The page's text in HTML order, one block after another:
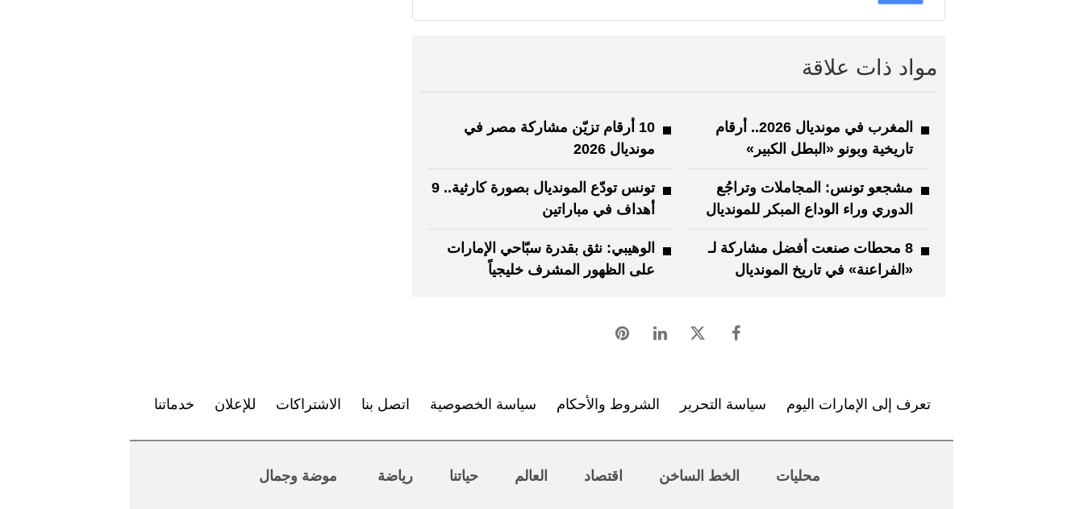
مواد ذات علاقة
المغرب في مونديال 2026.. أرقام
تاريخية وبونو «البطل الكبير»
10 أرقام تزيّن مشاركة مصر في
مونديال 2026
مشجعو تونس: المجاملات وتراجُع
الدوري وراء الوداع المبكر للمونديال
تونس تودّع المونديال بصورة كارثية.. 9
أهداف في مباراتين
8 محطات صنعت أفضل مشاركة لـ
«الفراعنة» في تاريخ المونديال
الوهيبي: نثق بقدرة سبّاحي الإمارات
على الظهور المشرف خليجياً
تعرف إلى الإمارات اليوم سياسة التحرير الشروط والأحكام سياسة الخصوصية اتصل بنا الاشتراكات للإعلان خدماتنا
محليات الخط الساخن اقتصاد العالم حياتنا رياضة موضة وجمال